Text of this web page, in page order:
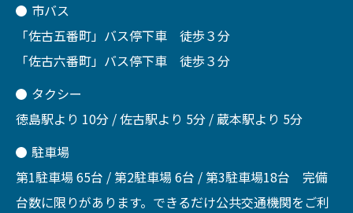
市バス
「佐古五番町」バス停下車 徒歩３分
「佐古六番町」バス停下車 徒歩３分
タクシー
徳島駅より 10分 / 佐古駅より 5分 / 蔵本駅より 5分
駐車場
第1駐車場 65台 / 第2駐車場 6台 / 第3駐車場18台 完備
台数に限りがあります。できるだけ公共交通機関をご利